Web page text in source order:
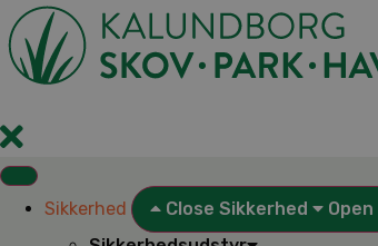
Videre
til
indhold
Sikkerhed Close Sikkerhed